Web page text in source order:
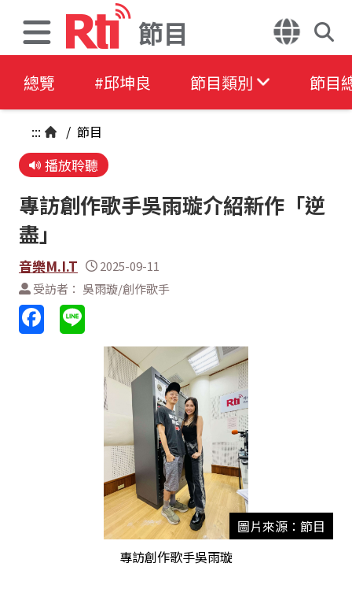
節目
總覽 #邱坤良 節目類別 節目
::: / 節目
播放聆聽
專訪創作歌手吳雨璇介紹新作「逆
盡」
音樂M.I.T
2025-09-11
受訪者： 吳雨璇/創作歌手
圖片來源：節目
專訪創作歌手吳雨璇